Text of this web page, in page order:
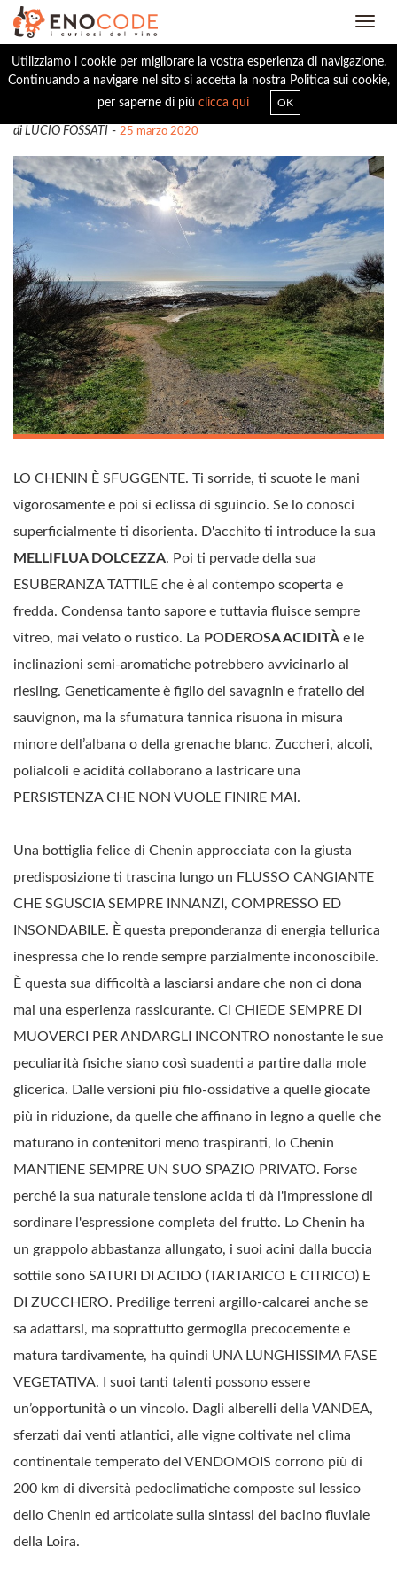
Utilizziamo i cookie per migliorare la vostra esperienza di navigazione.
Continuando a navigare nel sito si accetta la nostra Politica sui cookie,
per saperne di più clicca qui OK
LO CHENIN È SFUGGENTE
di LUCIO FOSSATI - 25 marzo 2020
LO CHENIN È SFUGGENTE. Ti sorride, ti scuote le mani
vigorosamente e poi si eclissa di sguincio. Se lo conosci
superficialmente ti disorienta. D'acchito ti introduce la sua
MELLIFLUA DOLCEZZA. Poi ti pervade della sua
ESUBERANZA TATTILE che è al contempo scoperta e
fredda. Condensa tanto sapore e tuttavia fluisce sempre
vitreo, mai velato o rustico. La PODEROSA ACIDITÀ e le
inclinazioni semi-aromatiche potrebbero avvicinarlo al
riesling. Geneticamente è figlio del savagnin e fratello del
sauvignon, ma la sfumatura tannica risuona in misura
minore dell’albana o della grenache blanc. Zuccheri, alcoli,
polialcoli e acidità collaborano a lastricare una
PERSISTENZA CHE NON VUOLE FINIRE MAI.
Una bottiglia felice di Chenin approcciata con la giusta
predisposizione ti trascina lungo un FLUSSO CANGIANTE
CHE SGUSCIA SEMPRE INNANZI, COMPRESSO ED
INSONDABILE. È questa preponderanza di energia tellurica
inespressa che lo rende sempre parzialmente inconoscibile.
È questa sua difficoltà a lasciarsi andare che non ci dona
mai una esperienza rassicurante. CI CHIEDE SEMPRE DI
MUOVERCI PER ANDARGLI INCONTRO nonostante le sue
peculiarità fisiche siano così suadenti a partire dalla mole
glicerica. Dalle versioni più filo-ossidative a quelle giocate
più in riduzione, da quelle che affinano in legno a quelle che
maturano in contenitori meno traspiranti, lo Chenin
MANTIENE SEMPRE UN SUO SPAZIO PRIVATO. Forse
perché la sua naturale tensione acida ti dà l'impressione di
sordinare l'espressione completa del frutto. Lo Chenin ha
un grappolo abbastanza allungato, i suoi acini dalla buccia
sottile sono SATURI DI ACIDO (TARTARICO E CITRICO) E
DI ZUCCHERO. Predilige terreni argillo-calcarei anche se
sa adattarsi, ma soprattutto germoglia precocemente e
matura tardivamente, ha quindi UNA LUNGHISSIMA FASE
VEGETATIVA. I suoi tanti talenti possono essere
un’opportunità o un vincolo. Dagli alberelli della VANDEA,
sferzati dai venti atlantici, alle vigne coltivate nel clima
continentale temperato del VENDOMOIS corrono più di
200 km di diversità pedoclimatiche composte sul lessico
dello Chenin ed articolate sulla sintassi del bacino fluviale
della Loira.